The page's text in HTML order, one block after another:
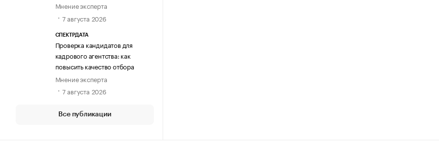
Мнение эксперта
7 августа 2026
СПЕКТРДАТА
Проверка кандидатов для
кадрового агентства: как
повысить качество отбора
Мнение эксперта
7 августа 2026
Все публикации